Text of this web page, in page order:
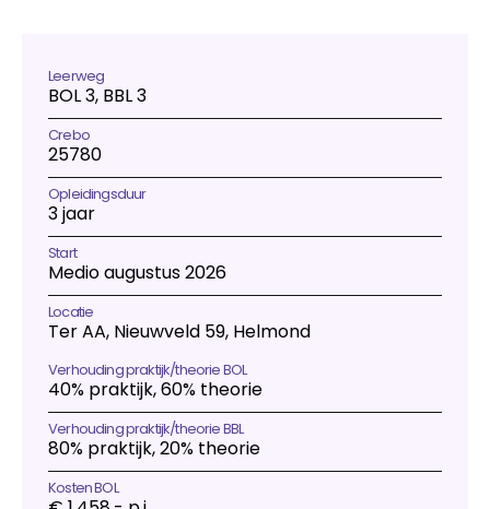
Q&A studiekiezers
Interesse­gebieden
Open dag
Meelopen
Informatie
Over mbo
Kosten
Passend Onderwijs
Vakanties
Voor ouders en verzorgers
Voor nieuwe studenten
Inloggen startpunt
Leerweg
BOL 3, BBL 3
Crebo
25780
Opleidingsduur
3 jaar
Start
Medio augustus 2026
Locatie
Ter AA, Nieuwveld 59, Helmond
Verhouding praktijk/theorie BOL
40% praktijk, 60% theorie
Verhouding praktijk/theorie BBL
80% praktijk, 20% theorie
Kosten BOL